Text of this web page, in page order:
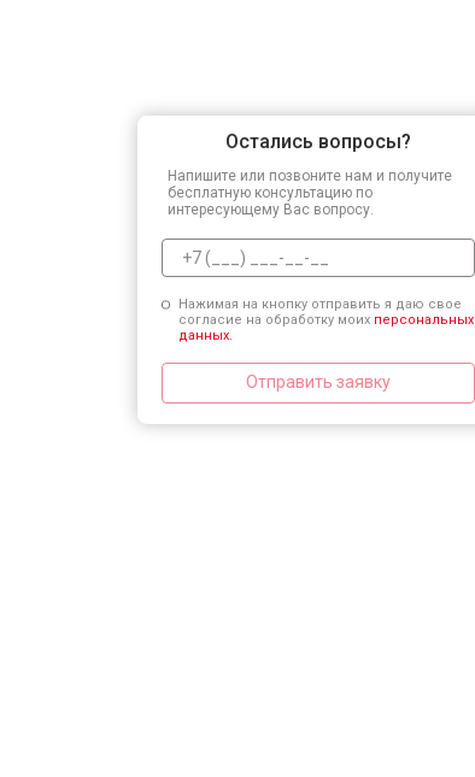
Остались вопросы?
Напишите или позвоните нам и получите
бесплатную консультацию по
интересующему Вас вопросу.
Нажимая на кнопку отправить я даю свое
согласие на обработку моих персональных
данных.
Отправить заявку